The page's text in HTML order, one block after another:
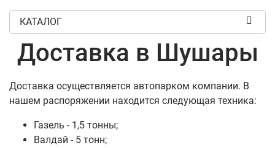
КАТАЛОГ
Доставка в Шушары
Доставка осуществляется автопарком компании. В
нашем распоряжении находится следующая техника:
Газель - 1,5 тонны;
Валдай - 5 тонн;